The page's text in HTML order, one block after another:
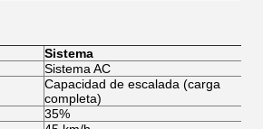
Sistema
Sistema AC
Capacidad de escalada (carga
completa)
35%